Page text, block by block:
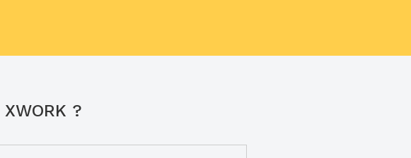
?